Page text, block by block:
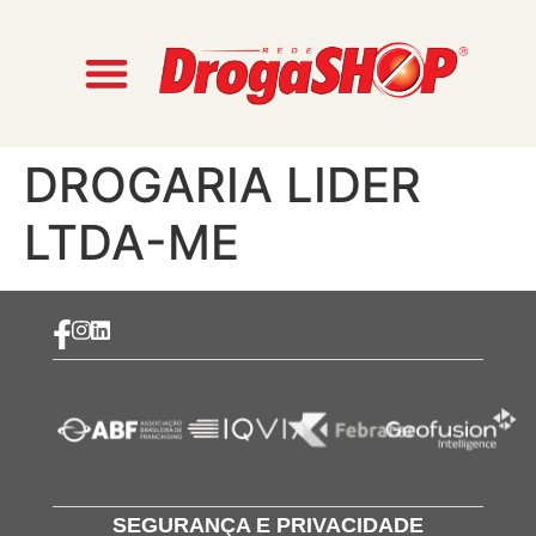
DROGARIA LIDER
LTDA-ME
SEGURANÇA E PRIVACIDADE